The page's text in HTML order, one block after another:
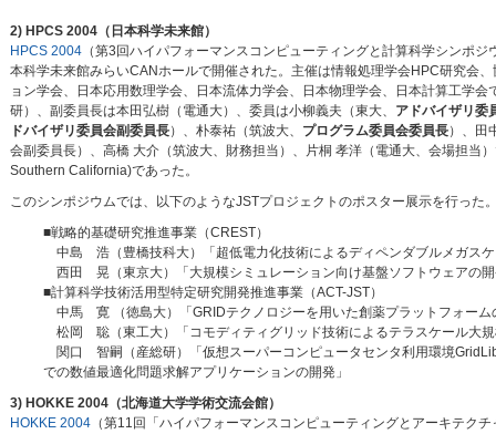
2) HPCS 2004（日本科学未来館）
HPCS 2004（第3回ハイパフォーマンスコンピューティングと計算科学シンポ
本科学未来館みらいCANホールで開催された。主催は情報処理学会HPC研究会
ョン学会、日本応用数理学会、日本流体力学会、日本物理学会、日本計算工学
研）、副委員長は本田弘樹（電通大）、委員は小柳義夫（東大、 アドバイザリ委
ドバイザリ委員会副委員長）、朴泰祐（筑波大、 プログラム委員会委員長）、田
会副委員長）、高橋 大介（筑波大、財務担当）、片桐 孝洋（電通大、会場担
Southern California)であった。
このシンポジウムでは、以下のようなJSTプロジェクトのポスター展示を行った
■戦略的基礎研究推進事業（CREST）
中島 浩（豊橋技科大）「超低電力化技術によるディペンダブルメガス
西田 晃（東京大）「大規模シミュレーション向け基盤ソフトウェアの
■計算科学技術活用型特定研究開発推進事業（ACT-JST）
中馬 寛 （徳島大）「GRIDテクノロジーを用いた創薬プラットフォーム
松岡 聡（東工大）「コモディティグリッド技術によるテラスケール大規
関口 智嗣（産総研）「仮想スーパーコンピュータセンタ利用環境
での数値最適化問題求解アプリケーションの開発」
3) HOKKE 2004（北海道大学学術交流会館）
HOKKE 2004（第11回「ハイパフォーマンスコンピューティングとアーキテク